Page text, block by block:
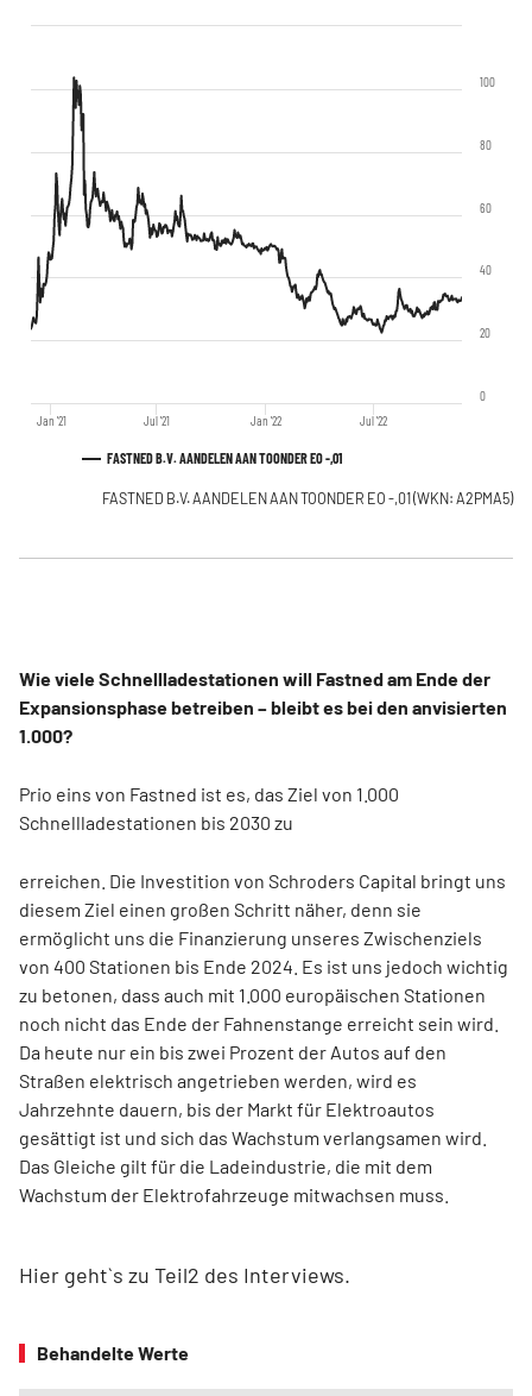
FASTNED B.V. AANDELEN AAN TOONDER EO -,01
Jan '21 Jan '22
Jul '21 Jul '22
0
20
40
60
80
100
FASTNED B.V. AANDELEN AAN TOONDER EO -,01 (WKN: A2PMA5)
Wie viele Schnellladestationen will Fastned am Ende der
Expansionsphase betreiben – bleibt es bei den anvisierten
1.000?
Prio eins von Fastned ist es, das Ziel von 1.000
Schnellladestationen bis 2030 zu
erreichen. Die Investition von Schroders Capital bringt uns
diesem Ziel einen großen Schritt näher, denn sie
ermöglicht uns die Finanzierung unseres Zwischenziels
von 400 Stationen bis Ende 2024. Es ist uns jedoch wichtig
zu betonen, dass auch mit 1.000 europäischen Stationen
noch nicht das Ende der Fahnenstange erreicht sein wird.
Da heute nur ein bis zwei Prozent der Autos auf den
Straßen elektrisch angetrieben werden, wird es
Jahrzehnte dauern, bis der Markt für Elektroautos
gesättigt ist und sich das Wachstum verlangsamen wird.
Das Gleiche gilt für die Ladeindustrie, die mit dem
Wachstum der Elektrofahrzeuge mitwachsen muss.
Hier geht`s zu Teil2 des Interviews.
Behandelte Werte